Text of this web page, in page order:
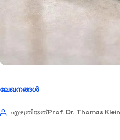
ലേഖനങ്ങൾ
എഴുതിയത് Prof. Dr. Thomas Klein